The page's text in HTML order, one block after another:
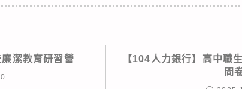
潔教育研習營
【104人力銀行】高中職
問